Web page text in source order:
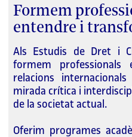
Formem
entendre i
Als Estudis de Dret i
formem professionals
relacions
mirada crítica i
de la societat actual.
Oferim programes